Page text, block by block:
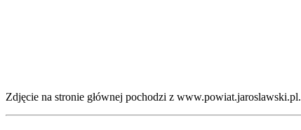
Zdjęcie na stronie głównej pochodzi z www.powiat.jaroslawski.pl.